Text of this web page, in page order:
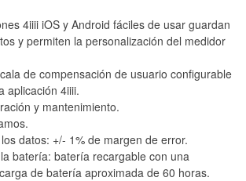
4iiii iOS y Android fáciles de usar guardan
y permiten la personalización del medidor
de compensación de usuario configurable
aplicación 4iiii.
y mantenimiento.
datos: +/- 1% de margen de error.
batería: batería recargable con una
de batería aproximada de 60 horas.